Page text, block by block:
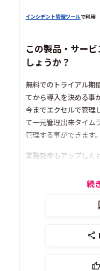
インシデント管理ツールで利用
この製品・サー
しょうか？
無料でのトライアル期
てから導入を決める事
今までエクセルで管理
て一元管理出来タイム
管理する事ができます。
業務効率もアップした
続